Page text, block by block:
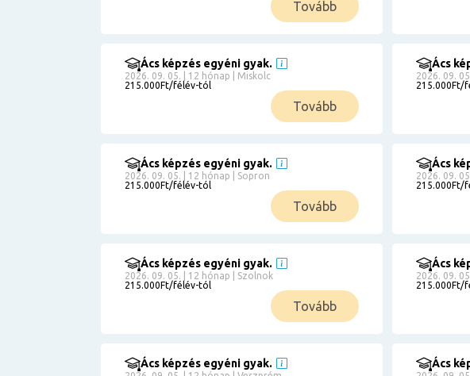
Tovább
Ács képzés egyéni gyak.
2026. 09. 05. | 12 hónap | Miskolc
215.000Ft/félév-tól
Tovább
Ács
2026. 09.
215.000Ft/
Ács képzés egyéni gyak.
2026. 09. 05. | 12 hónap | Sopron
215.000Ft/félév-tól
Tovább
Ács
2026. 09.
215.000Ft/
Ács képzés egyéni gyak.
2026. 09. 05. | 12 hónap | Szolnok
215.000Ft/félév-tól
Tovább
Ács
2026. 09.
215.000Ft/
Ács képzés egyéni gyak. Ács